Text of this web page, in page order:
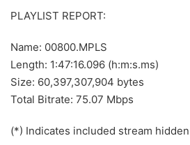
PLAYLIST REPORT:
Name: 00800.MPLS
Length: 1:47:16.096 (h:m:s.ms)
Size: 60,397,307,904 bytes
Total Bitrate: 75.07 Mbps
(*) Indicates included stream